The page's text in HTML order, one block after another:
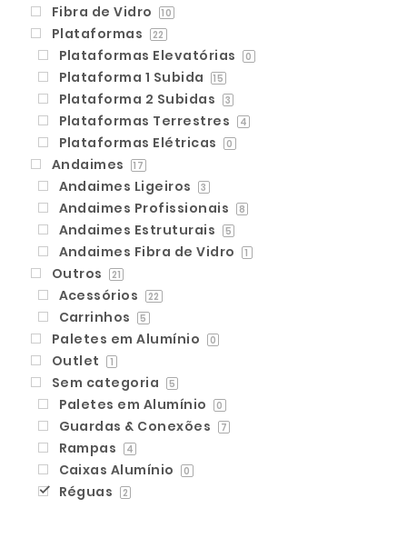
Fibra de Vidro 10
Plataformas 22
Plataformas Elevatórias 0
Plataforma 1 Subida 15
Plataforma 2 Subidas 3
Plataformas Terrestres 4
Plataformas Elétricas 0
Andaimes 17
Andaimes Ligeiros 3
Andaimes Profissionais 8
Andaimes Estruturais 5
Andaimes Fibra de Vidro 1
Outros 21
Acessórios 22
Carrinhos 5
Paletes em Alumínio 0
Outlet 1
Sem categoria 5
Paletes em Alumínio 0
Guardas & Conexões 7
Rampas 4
Caixas Alumínio 0
Réguas 2